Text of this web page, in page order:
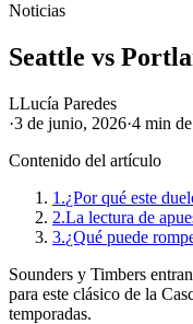
Noticias
Seattle vs
LLucía Paredes
·3 de junio, 2026·4 min
Contenido del artículo
1.¿Por qué este
2.La lectura de
3.¿Qué puede
Sounders y Timbers
para este clásico de la
temporadas.